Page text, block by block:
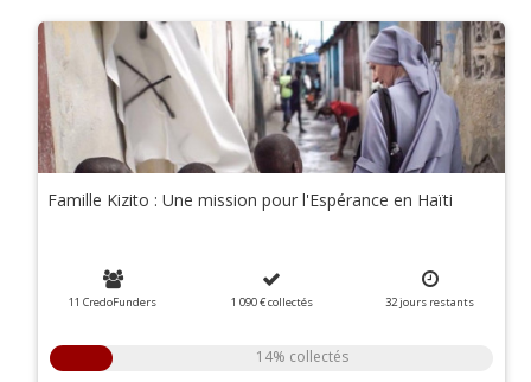
Famille Kizito : Une mission pour l'Espérance en Haïti
11 CredoFunders 1 090 €collectés 32jours restants
14% collectés